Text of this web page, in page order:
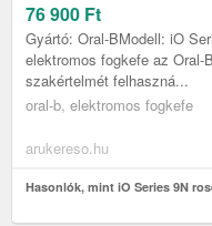
76 900 Ft
Gyártó: Oral-BModell: iO
elektromos fogkefe az Oral-
szakértelmét felhaszná...
oral-b, elektromos fogkefe
arukereso.hu
Hasonlók, mint iO Series 9N